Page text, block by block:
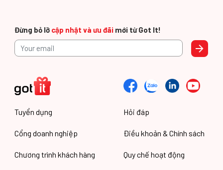
Đừng bỏ lỡ cập nhật và ưu đãi mới từ Got It!
Tuyển dụng
Cổng doanh nghiệp
Chương trình khách hàng
Hỏi đáp
Điều khoản & Chính sách
Quy chế hoạt động